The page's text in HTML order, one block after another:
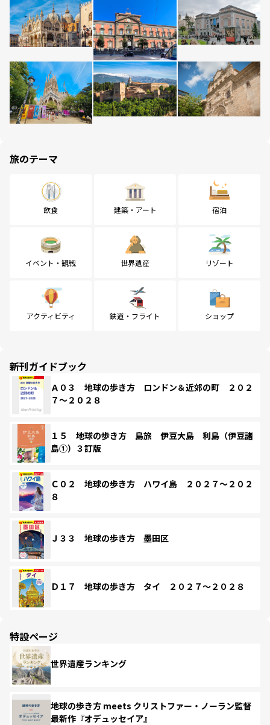
旅のテーマ
飲食 建築・アート 宿泊
イベント・観戦 世界遺産 リゾート
アクティビティ 鉄道・フライト ショップ
新刊ガイドブック
Ａ０３ 地球の歩き方 ロンドン＆近郊の町 ２０２
７～２０２８
１５ 地球の歩き方 島旅 伊豆大島 利島（伊豆諸
島①）３訂版
Ｃ０２ 地球の歩き方 ハワイ島 ２０２７～２０２
８
Ｊ３３ 地球の歩き方 墨田区
Ｄ１７ 地球の歩き方 タイ ２０２７～２０２８
特設ページ
世界遺産ランキング
地球の歩き方 meets クリストファー・ノーラン監督
最新作『オデュッセイア』